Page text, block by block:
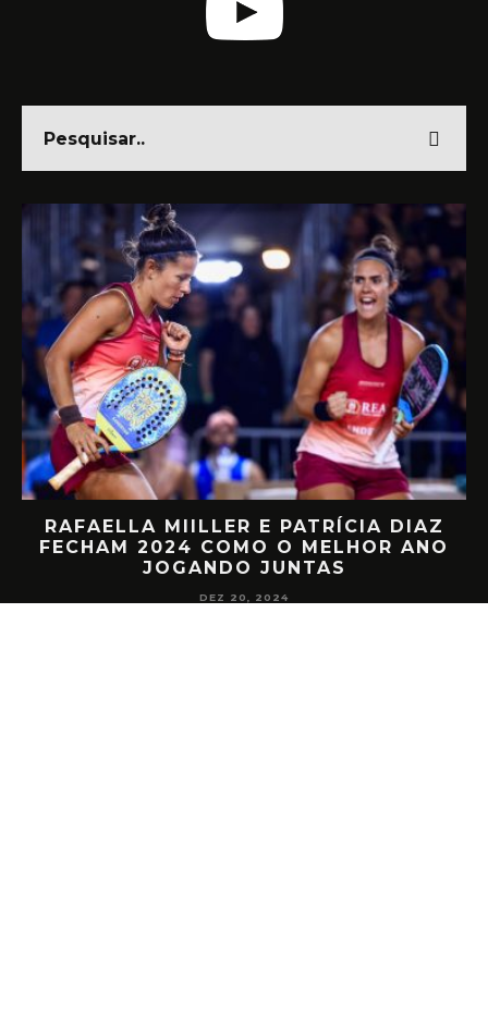
AUGUSTINHO EMBARCA RUMO A
PRIMEIRA ETAPA DA COPA DO MUNDO
DA TEMPORADA
NOV 29, 2024